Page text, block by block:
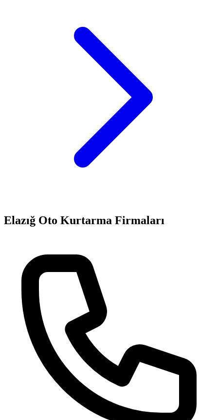
Elazığ Oto Kurtarma Firmaları